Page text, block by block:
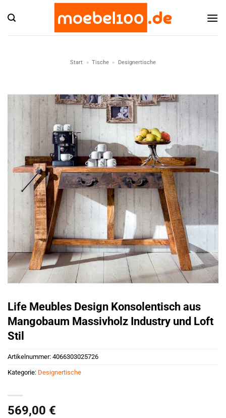
Inhalt
Start » Tische » Designertische
Life Meubles Design Konsolentisch aus
Mangobaum Massivholz Industry und Loft
Stil
569,00 €
Artikelnummer: 4066303025726
Kategorie: Designertische